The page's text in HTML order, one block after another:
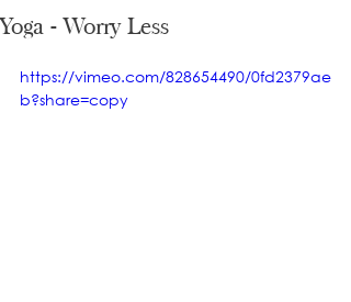
Yoga - Worry Less
https://vimeo.com/828654490/0fd2379ae
b?share=copy